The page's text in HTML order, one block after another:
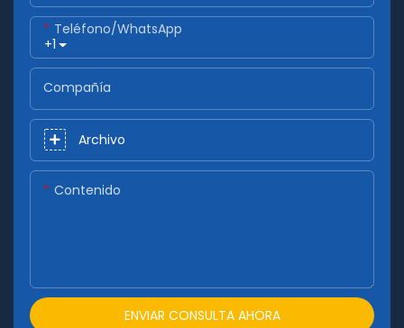
+1
Teléfono/WhatsApp
Compañía
Archivo
Contenido
ENVIAR CONSULTA AHORA